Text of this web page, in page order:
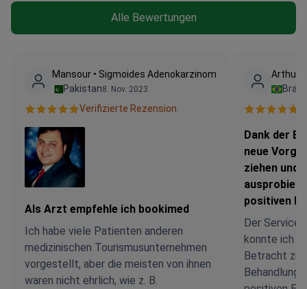
Alle Bewertungen
Mansour • Sigmoides Adenokarzinom
Pakistan8. Nov. 2023
Verifizierte Rezension.
Als Arzt empfehle ich bookimed
Ich habe viele Patienten anderen
medizinischen Tourismusunternehmen
vorgestellt, aber die meisten von ihnen
waren nicht ehrlich, wie z. B.
Arthur
Dank der
neue
ziehen und
positiven
Der Service
konnte ich
Betracht
Behandlung